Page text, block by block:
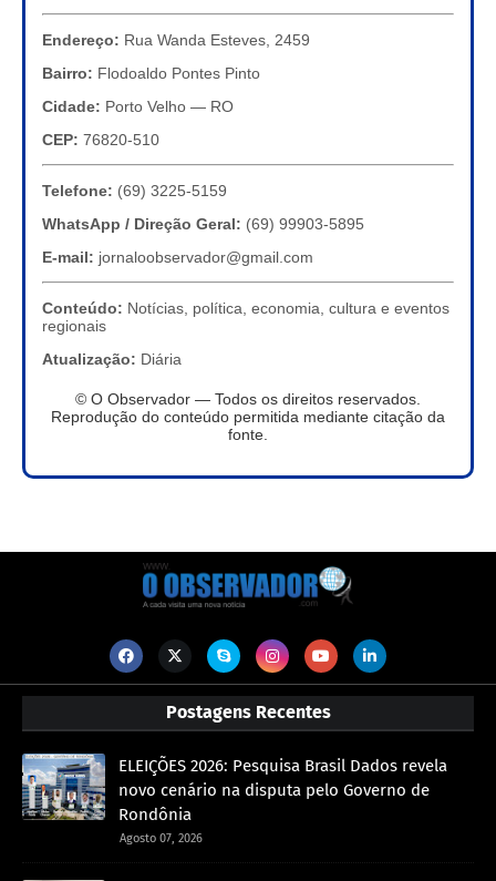
Endereço: Rua Wanda Esteves, 2459
Bairro: Flodoaldo Pontes Pinto
Cidade: Porto Velho — RO
CEP: 76820-510
Telefone: (69) 3225-5159
WhatsApp / Direção Geral: (69) 99903-5895
E-mail: jornaloobservador@gmail.com
Conteúdo: Notícias, política, economia, cultura e eventos
regionais
Atualização: Diária
© O Observador — Todos os direitos reservados.
Reprodução do conteúdo permitida mediante citação da
fonte.
Postagens Recentes
ELEIÇÕES 2026: Pesquisa Brasil Dados revela
novo cenário na disputa pelo Governo de
Rondônia
Agosto 07, 2026